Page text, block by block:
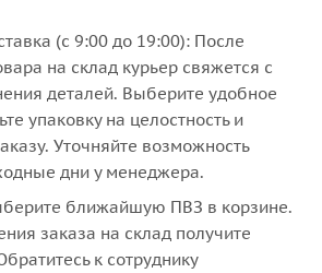
(с 9:00 до 19:00): После
на склад курьер свяжется с
деталей. Выберите удобное
упаковку на целостность и
Уточняйте возможность
дни у менеджера.
ближайшую ПВЗ в корзине.
заказа на склад получите
к сотруднику